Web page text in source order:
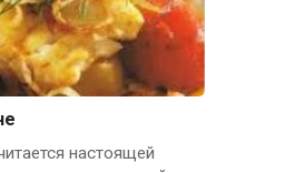
настоящей